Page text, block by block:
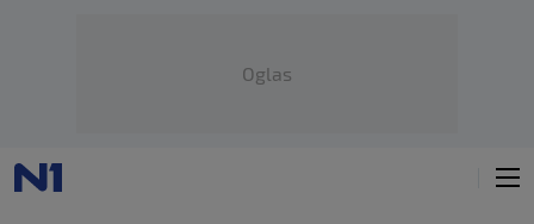
Oglas